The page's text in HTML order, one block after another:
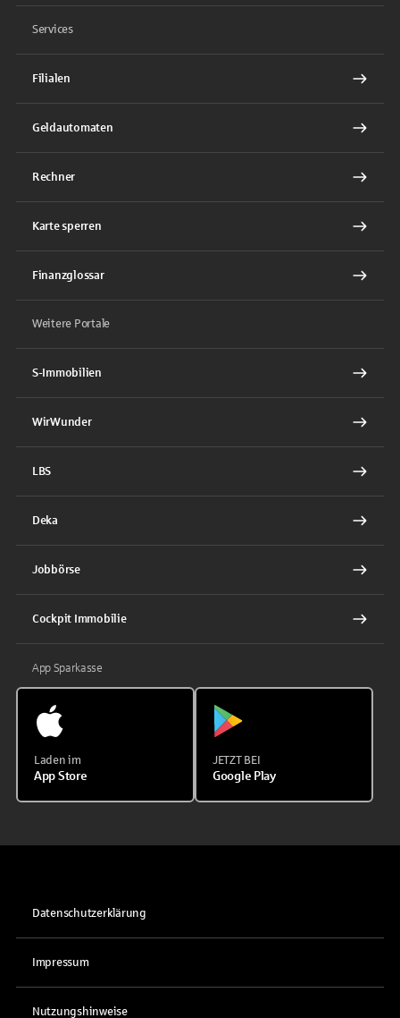
Services
Filialen
Geldautomaten
Rechner
Karte sperren
Finanzglossar
Weitere Portale
S-Immobilien
WirWunder
LBS
Deka
Jobbörse
Cockpit Immobilie
App Sparkasse
Laden im
App Store
JETZT BEI
Google Play
Datenschutzerklärung
Impressum
Nutzungshinweise